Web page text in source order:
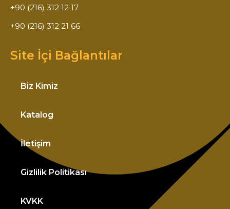
+90 (216) 312 12 17
+90 (216) 312 21 66
Site İçi Bağlantılar
Biz Kimiz
Katalog
İletişim
Gizlilik Politikası
KVKK